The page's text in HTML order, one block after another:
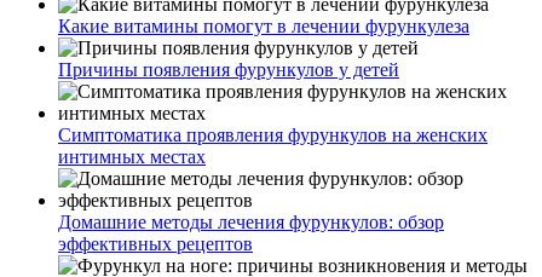
Какие витамины помогут в лечении фурункулеза
Причины появления фурункулов у детей
Симптоматика проявления фурункулов на женских
интимных местах
Домашние методы лечения фурункулов: обзор
эффективных рецептов